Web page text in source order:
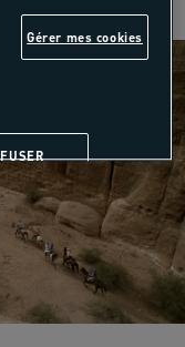
Gérer mes cookies